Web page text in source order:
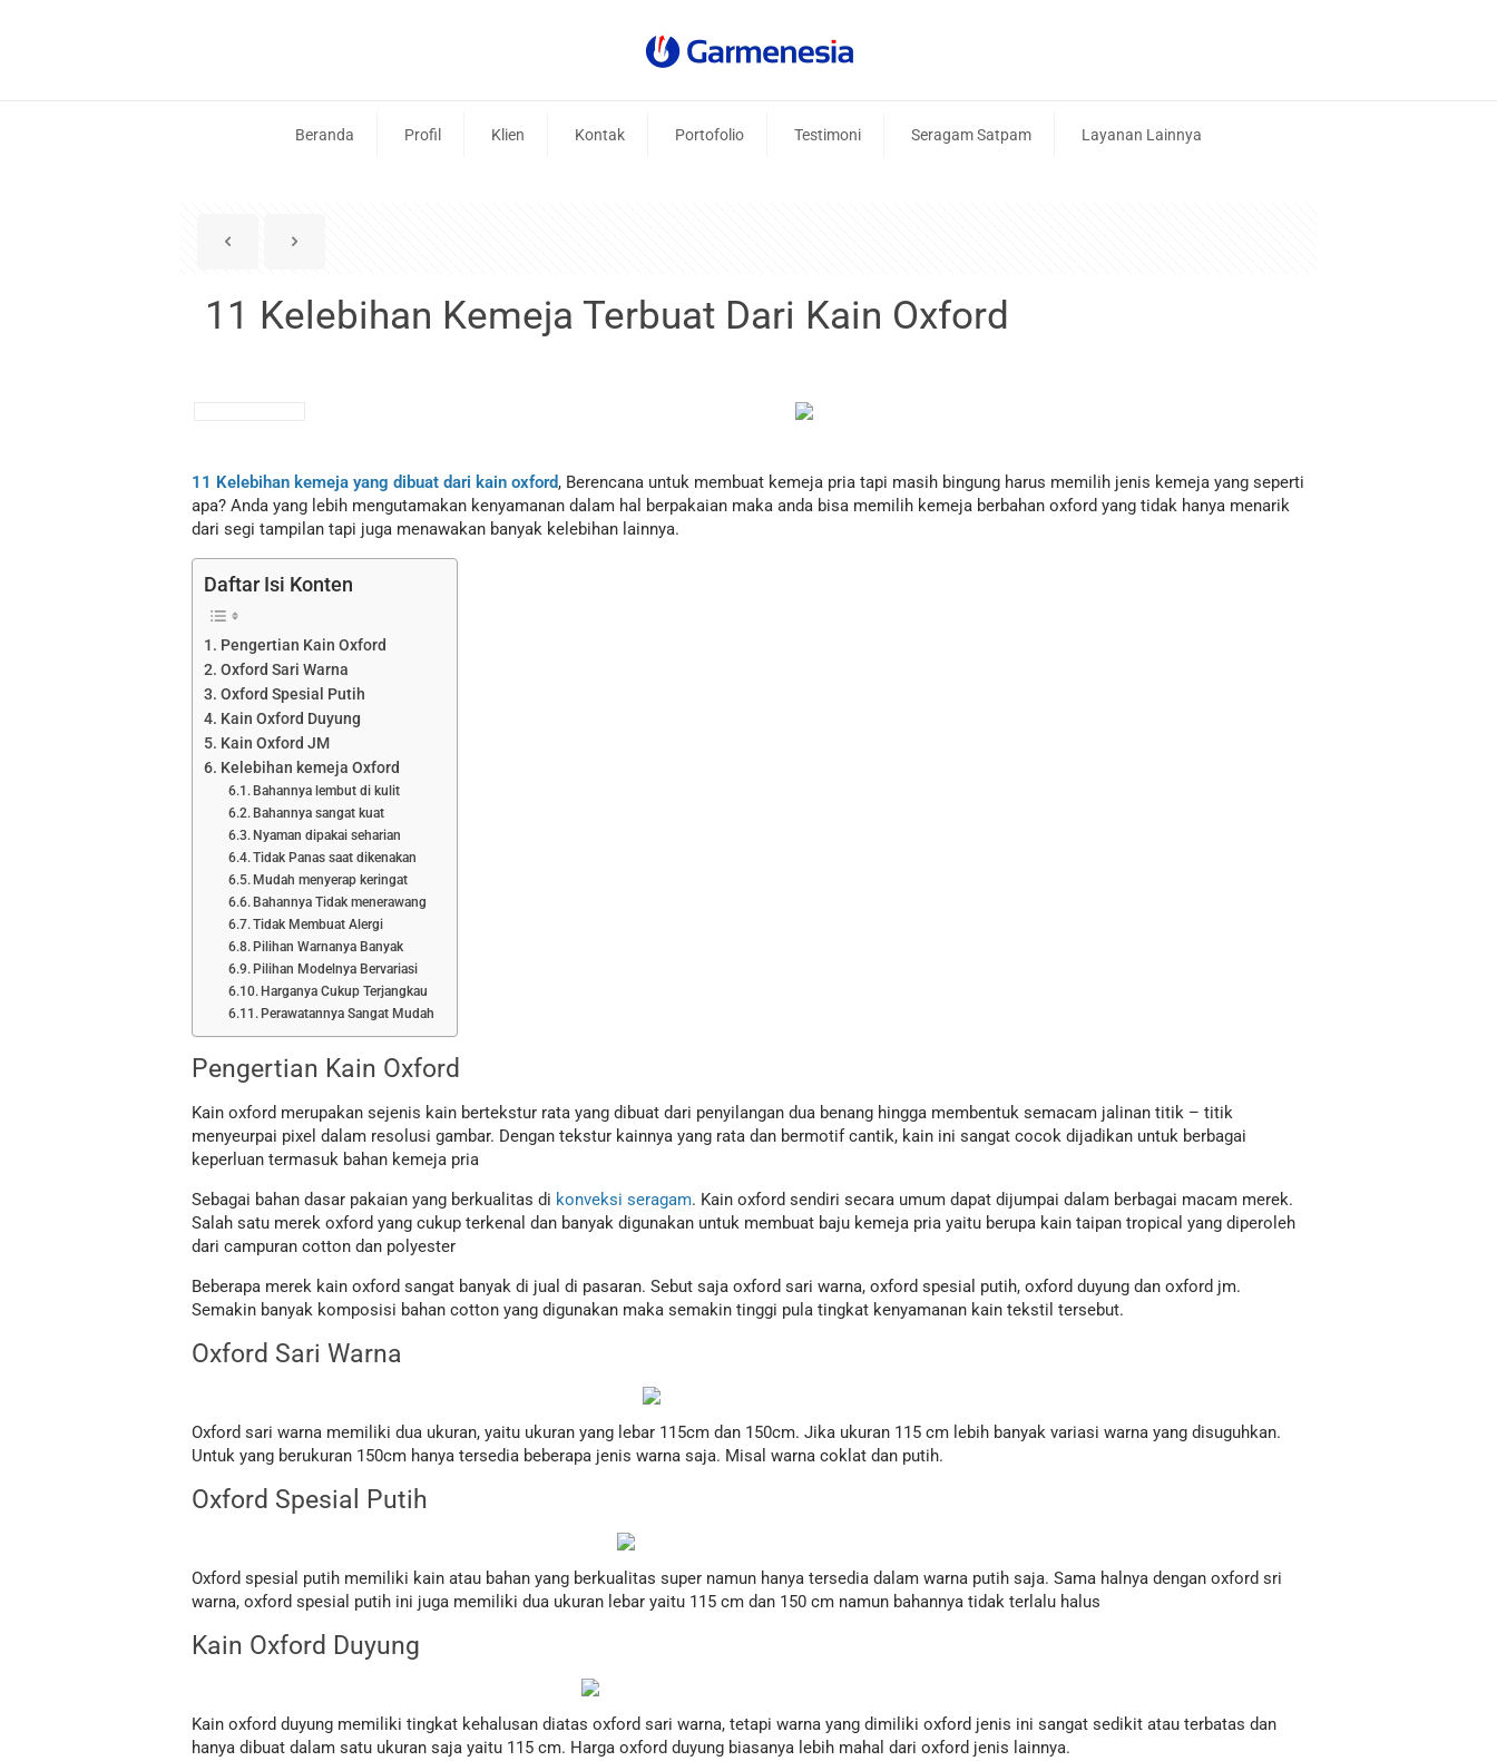
Beranda Profil Klien Kontak Portofolio Testimoni Seragam Satpam Layanan Lainnya
11 Kelebihan Kemeja Terbuat Dari Kain Oxford
11 Kelebihan kemeja yang dibuat dari kain oxford, Berencana untuk membuat kemeja pria tapi masih bingung harus memilih jenis kemeja yang seperti
apa? Anda yang lebih mengutamakan kenyamanan dalam hal berpakaian maka anda bisa memilih kemeja berbahan oxford yang tidak hanya menarik
dari segi tampilan tapi juga menawakan banyak kelebihan lainnya.
Daftar Isi Konten
Pengertian Kain Oxford
Oxford Sari Warna
Oxford Spesial Putih
Kain Oxford Duyung
Kain Oxford JM
Kelebihan kemeja Oxford
Bahannya lembut di kulit
Bahannya sangat kuat
Nyaman dipakai seharian
Tidak Panas saat dikenakan
Mudah menyerap keringat
Bahannya Tidak menerawang
Tidak Membuat Alergi
Pilihan Warnanya Banyak
Pilihan Modelnya Bervariasi
Harganya Cukup Terjangkau
Perawatannya Sangat Mudah
Pengertian Kain Oxford
Kain oxford merupakan sejenis kain bertekstur rata yang dibuat dari penyilangan dua benang hingga membentuk semacam jalinan titik – titik
menyeurpai pixel dalam resolusi gambar. Dengan tekstur kainnya yang rata dan bermotif cantik, kain ini sangat cocok dijadikan untuk berbagai
keperluan termasuk bahan kemeja pria
Sebagai bahan dasar pakaian yang berkualitas di konveksi seragam. Kain oxford sendiri secara umum dapat dijumpai dalam berbagai macam merek.
Salah satu merek oxford yang cukup terkenal dan banyak digunakan untuk membuat baju kemeja pria yaitu berupa kain taipan tropical yang diperoleh
dari campuran cotton dan polyester
Beberapa merek kain oxford sangat banyak di jual di pasaran. Sebut saja oxford sari warna, oxford spesial putih, oxford duyung dan oxford jm.
Semakin banyak komposisi bahan cotton yang digunakan maka semakin tinggi pula tingkat kenyamanan kain tekstil tersebut.
Oxford Sari Warna
Oxford sari warna memiliki dua ukuran, yaitu ukuran yang lebar 115cm dan 150cm. Jika ukuran 115 cm lebih banyak variasi warna yang disuguhkan.
Untuk yang berukuran 150cm hanya tersedia beberapa jenis warna saja. Misal warna coklat dan putih.
Oxford Spesial Putih
Oxford spesial putih memiliki kain atau bahan yang berkualitas super namun hanya tersedia dalam warna putih saja. Sama halnya dengan oxford sri
warna, oxford spesial putih ini juga memiliki dua ukuran lebar yaitu 115 cm dan 150 cm namun bahannya tidak terlalu halus
Kain Oxford Duyung
Kain oxford duyung memiliki tingkat kehalusan diatas oxford sari warna, tetapi warna yang dimiliki oxford jenis ini sangat sedikit atau terbatas dan
hanya dibuat dalam satu ukuran saja yaitu 115 cm. Harga oxford duyung biasanya lebih mahal dari oxford jenis lainnya.